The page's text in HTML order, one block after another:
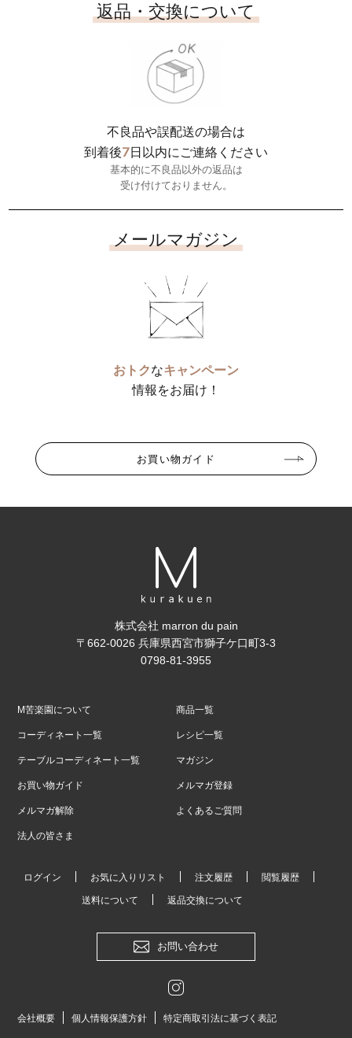
返品・交換について
不良品や誤配送の場合は
到着後7日以内にご連絡ください
基本的に不良品以外の返品は
受け付けておりません。
メールマガジン
おトクなキャンペーン
情報をお届け！
お買い物ガイド
株式会社 marron du pain
〒662-0026 兵庫県西宮市獅子ケ口町3-3
0798-81-3955
M苦楽園について 商品一覧
コーディネート一覧 レシピ一覧
テーブルコーディネート一覧 マガジン
お買い物ガイド メルマガ登録
メルマガ解除 よくあるご質問
法人の皆さま
ログイン お気に入りリスト 注文履歴 閲覧履歴
送料について 返品交換について
お問い合わせ
会社概要 個人情報保護方針 特定商取引法に基づく表記